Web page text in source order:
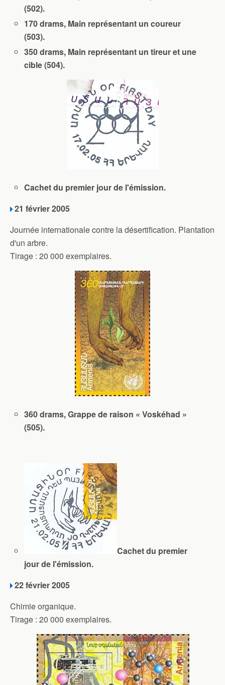
(502).
170 drams, Main représentant un coureur
(503).
350 drams, Main représentant un tireur et une
cible (504).
Cachet du premier jour de l'émission.
21 février 2005
Journée internationale contre la désertification. Plantation
d'un arbre.
Tirage : 20 000 exemplaires.
360 drams, Grappe de raison « Voskéhad »
(505).
Cachet du premier
jour de l'émission.
22 février 2005
Chimie organique.
Tirage : 20 000 exemplaires.